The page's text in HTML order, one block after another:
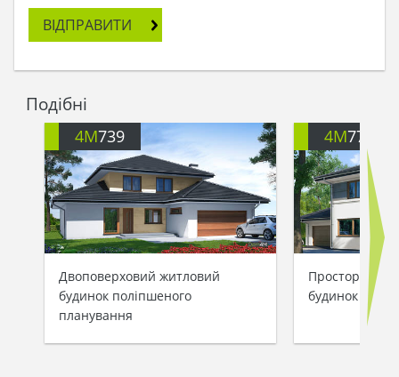
ВІДПРАВИТИ
Подібні
4M739
Двоповерховий житловий
будинок поліпшеного
планування
4M770
Просторий
будинок з